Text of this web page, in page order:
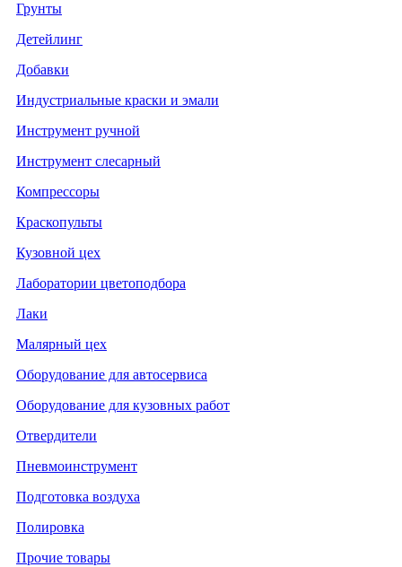
Грунты
Детейлинг
Добавки
Индустриальные краски и эмали
Инструмент ручной
Инструмент слесарный
Компрессоры
Краскопульты
Кузовной цех
Лаборатории цветоподбора
Лаки
Малярный цех
Оборудование для автосервиса
Оборудование для кузовных работ
Отвердители
Пневмоинструмент
Подготовка воздуха
Полировка
Прочие товары